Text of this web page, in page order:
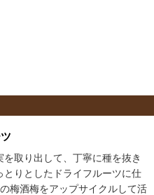
取り出して、丁寧に種を抜き
りとしたドライフルーツに仕
梅酒梅をアップサイクルして活